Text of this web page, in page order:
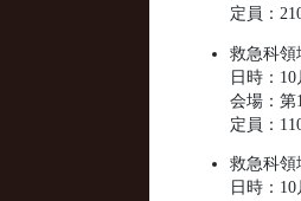
定員：
救急科領
日時：
会場：第
定員：
救急科領
日時：